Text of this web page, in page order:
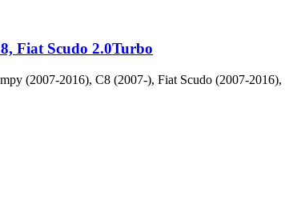
Fiat Scudo 2.0Turbo
(2007-2016), C8 (2007-), Fiat Scudo (2007-